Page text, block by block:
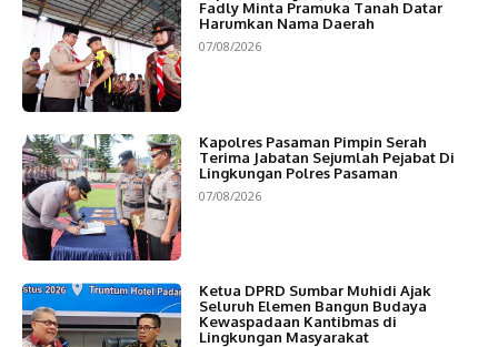
Fadly Minta Pramuka Tanah Datar
Harumkan Nama Daerah
07/08/2026
Kapolres Pasaman Pimpin Serah
Terima Jabatan Sejumlah Pejabat Di
Lingkungan Polres Pasaman
07/08/2026
Ketua DPRD Sumbar Muhidi Ajak
Seluruh Elemen Bangun Budaya
Kewaspadaan Kantibmas di
Lingkungan Masyarakat